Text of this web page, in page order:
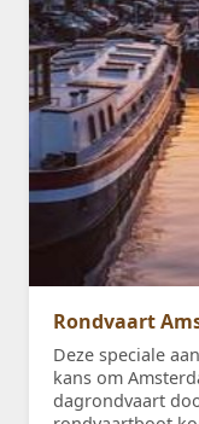
Rondvaart
Deze speciale
kans om
dagrondvaart